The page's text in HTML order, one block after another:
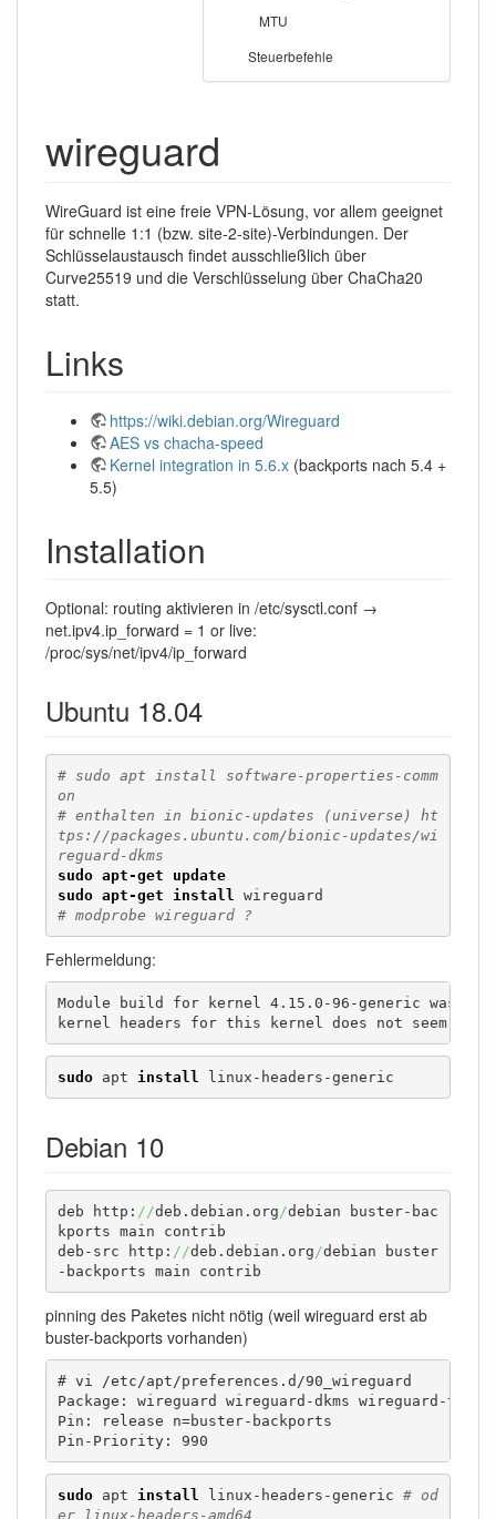
MTU
Steuerbefehle
wireguard
WireGuard ist eine freie VPN-Lösung, vor allem geeignet
für schnelle 1:1 (bzw. site-2-site)-Verbindungen. Der
Schlüsselaustausch findet ausschließlich über
Curve25519 und die Verschlüsselung über ChaCha20
statt.
Links
https://wiki.debian.org/Wireguard
AES vs chacha-speed
Kernel integration in 5.6.x (backports nach 5.4 +
5.5)
Installation
Optional: routing aktivieren in /etc/sysctl.conf →
net.ipv4.ip_forward = 1 or live:
/proc/sys/net/ipv4/ip_forward
Ubuntu 18.04
# sudo apt install software-properties-comm
on
# enthalten in bionic-updates (universe) ht
tps://packages.ubuntu.com/bionic-updates/wi
reguard-dkms
sudo apt-get update
sudo apt-get install
# modprobe wireguard ?
Fehlermeldung:
Module build for kernel 4.15.0-96-generic was
kernel headers for this kernel does not seem to
sudo apt install linux-headers-generic
Debian 10
deb http: //deb.debian.org /debian buster-bac
kports main contrib
deb-src http: //deb.debian.org /debian buster
-backports main contrib
pinning des Paketes nicht nötig (weil wireguard erst ab
buster-backports vorhanden)
# vi /etc/apt/preferences.d/90_wireguard
Package: wireguard wireguard-dkms wireguard-tools
Pin: release n=buster-backports
Pin-Priority: 990
sudo apt install linux-headers-generic # od
er linux-headers-amd64